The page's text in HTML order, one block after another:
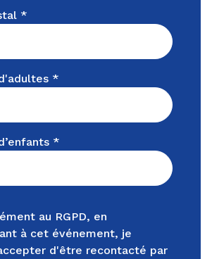
*
*
*
au RGPD, en
à cet événement, je
d'être recontacté par